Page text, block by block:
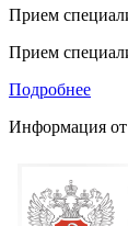
Прием
Прием
Подробнее
Информация от